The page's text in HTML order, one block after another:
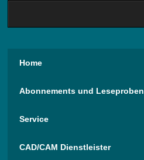
Home
Abonnements und Leseproben
Service
CAD/CAM Dienstleister